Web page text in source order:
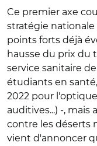
Ce premier axe
stratégie nationale
points forts déjà
hausse du prix du
service sanitaire
étudiants en
2022 pour
auditives...) -,
contre les déserts
vient d'annoncer